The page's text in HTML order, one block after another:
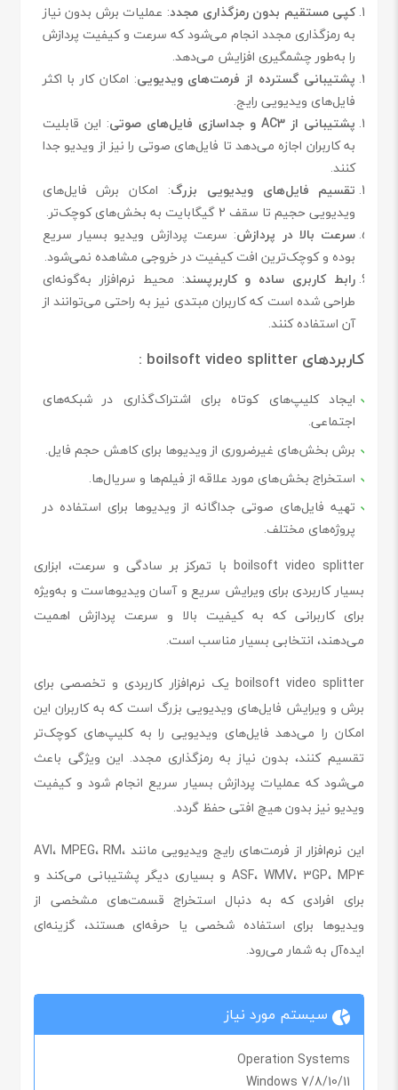
کپی مستقیم بدون رمزگذاری مجدد: عملیات برش بدون نیاز
به رمزگذاری مجدد انجام می‌شود که سرعت و کیفیت پردازش
را به‌طور چشمگیری افزایش می‌دهد.
پشتیبانی گسترده از فرمت‌های ویدیویی: امکان کار با اکثر
فایل‌های ویدیویی رایج.
پشتیبانی از AC3 و جداسازی فایل‌های صوتی
: این قابلیت
به کاربران اجازه می‌دهد تا فایل‌های صوتی را نیز از ویدیو جدا
کنند.
تقسیم فایل‌های ویدیویی بزرگ: امکان برش فایل‌های
ویدیویی حجیم تا سقف 2 گیگابایت به بخش‌های کوچک‌تر.
سرعت بالا در پردازش: سرعت پردازش ویدیو بسیار سریع
بوده و کوچک‌ترین افت کیفیت در خروجی مشاهده نمی‌شود.
رابط کاربری ساده و کاربرپسند: محیط نرم‌افزار به‌گونه‌ای
طراحی شده است که کاربران مبتدی نیز به راحتی می‌توانند از
آن استفاده کنند.
کاربردهای boilsoft video splitter :
ایجاد کلیپ‌های کوتاه برای اشتراک‌گذاری در شبکه‌های
اجتماعی.
برش بخش‌های غیرضروری از ویدیوها برای کاهش حجم فایل.
استخراج بخش‌های مورد علاقه از فیلم‌ها و سریال‌ها.
تهیه فایل‌های صوتی جداگانه از ویدیوها برای استفاده در
پروژه‌های مختلف.
boilsoft video splitter با تمرکز بر سادگی و سرعت، ابزاری
بسیار کاربردی برای ویرایش سریع و آسان ویدیوهاست و به‌ویژه
برای کاربرانی که به کیفیت بالا و سرعت پردازش اهمیت
می‌دهند، انتخابی بسیار مناسب است.
boilsoft video splitter یک نرم‌افزار کاربردی و تخصصی برای
برش و ویرایش فایل‌های ویدیویی بزرگ است که به کاربران این
امکان را می‌دهد فایل‌های ویدیویی را به کلیپ‌های کوچک‌تر
تقسیم کنند، بدون نیاز به رمزگذاری مجدد. این ویژگی باعث
می‌شود که عملیات پردازش بسیار سریع انجام شود و کیفیت
ویدیو نیز بدون هیچ افتی حفظ گردد.
این نرم‌افزار از فرمت‌های رایج ویدیویی مانند AVI، MPEG، RM،
ASF، WMV، 3GP، MP4 و بسیاری دیگر پشتیبانی می‌کند و
برای افرادی که به دنبال استخراج قسمت‌های مشخصی از
ویدیوها برای استفاده شخصی یا حرفه‌ای هستند، گزینه‌ای
ایده‌آل به شمار می‌رود.
سیستم مورد نیاز
Operation Systems
Windows 7/8/10/11